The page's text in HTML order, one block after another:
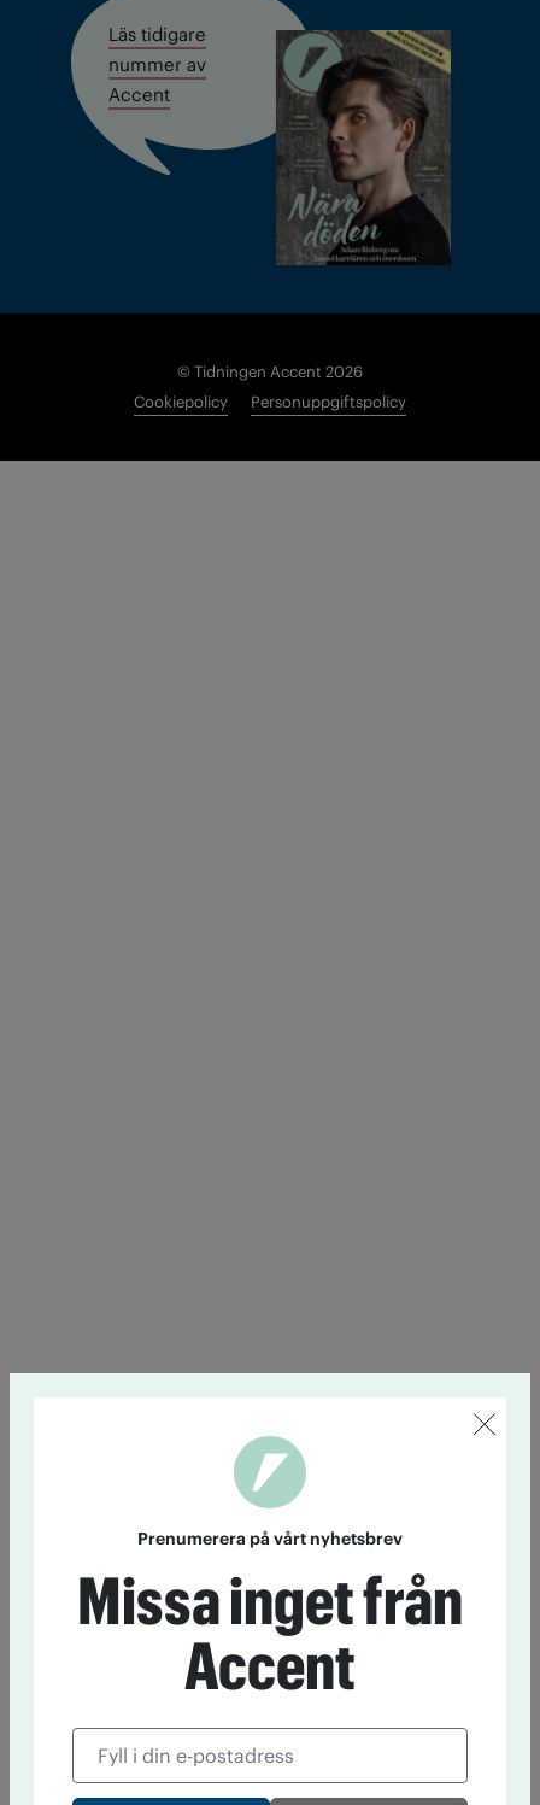
Läs tidigare
nummer av
Accent
© Tidningen Accent 2026
Cookiepolicy
Personuppgiftspolicy
Prenumerera på vårt nyhetsbrev
Missa inget från
Accent